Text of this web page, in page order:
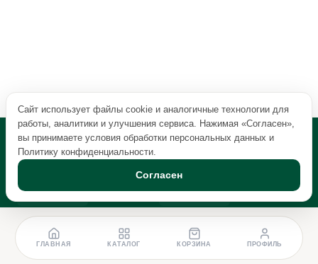
ГЛАВНАЯ КАТАЛОГ КОРЗИНА ПРОФИЛЬ
Сайт использует файлы cookie и аналогичные технологии для
работы, аналитики и улучшения сервиса. Нажимая «Согласен»,
вы принимаете условия обработки персональных данных и
Политику конфиденциальности.
Согласен